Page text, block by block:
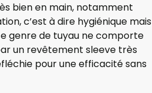
bien en main, notamment
c’est à dire hygiénique mais
genre de tuyau ne comporte
un revêtement sleeve très
pour une efficacité sans